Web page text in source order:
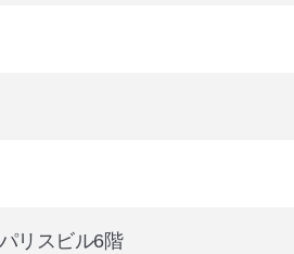
リスビル6階